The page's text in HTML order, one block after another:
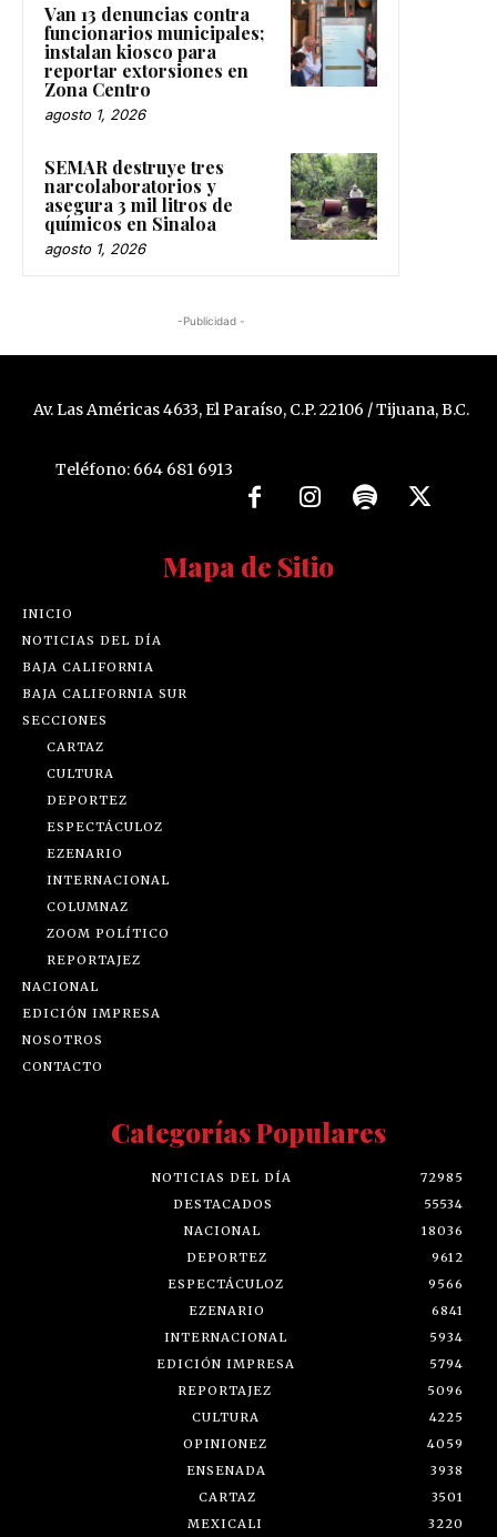
Van 13 denuncias contra
funcionarios municipales;
instalan kiosco para
reportar extorsiones en
Zona Centro
agosto 1, 2026
SEMAR destruye tres
narcolaboratorios y
asegura 3 mil litros de
químicos en Sinaloa
agosto 1, 2026
-Publicidad -
Av. Las Américas 4633, El Paraíso, C.P. 22106 / Tijuana, B.C.
Teléfono: 664 681 6913
Mapa de Sitio
INICIO
NOTICIAS DEL DÍA
BAJA CALIFORNIA
BAJA CALIFORNIA SUR
SECCIONES
CARTAZ
CULTURA
DEPORTEZ
ESPECTÁCULOZ
EZENARIO
INTERNACIONAL
COLUMNAZ
ZOOM POLÍTICO
REPORTAJEZ
NACIONAL
EDICIÓN IMPRESA
NOSOTROS
CONTACTO
Categorías Populares
NOTICIAS DEL DÍA
72985
DESTACADOS
55534
NACIONAL
18036
DEPORTEZ
9612
ESPECTÁCULOZ
9566
EZENARIO
6841
INTERNACIONAL
5934
EDICIÓN IMPRESA
5794
REPORTAJEZ
5096
CULTURA
4225
OPINIONEZ
4059
ENSENADA
3938
CARTAZ
3501
MEXICALI
3220